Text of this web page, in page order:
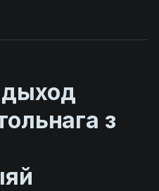
з